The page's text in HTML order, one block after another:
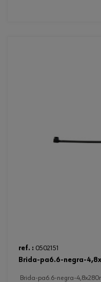
ref. : 0502151
brida-pa6.6-negra-
brida-pa6.6-negra-